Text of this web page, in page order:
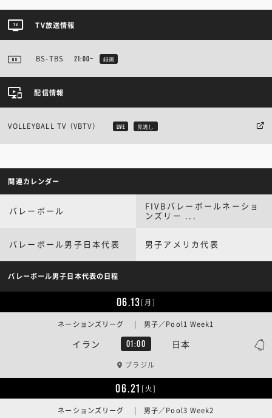
TV放送情報
BS-TBS 21:00~ 録画
配信情報
VOLLEYBALL TV（VBTV） LIVE 見逃し
関連カレンダー
バレーボール
FIVBバレーボールネーショ
ンズリー ...
バレーボール男子日本代表 男子アメリカ代表
バレーボール男子日本代表の日程
06.13[月]
イラン 01:00 日本
ネーションズリーグ | 男子／Pool1 Week1
ブラジル
06.21 [火]
ネーションズリーグ | 男子／Pool3 Week2